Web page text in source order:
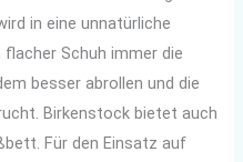
in eine unnatürliche
Schuh immer die
besser abrollen und die
Birkenstock bietet auch
Für den Einsatz auf